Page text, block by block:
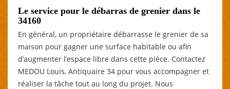
Le service pour le débarras de grenier dans le
34160
En général, un propriétaire débarrasse le grenier de sa
maison pour gagner une surface habitable ou afin
d’augmenter l’espace libre dans cette pièce. Contactez
MEDOU Louis, Antiquaire 34 pour vous accompagner et
réaliser la tâche tout au long du projet. Nous